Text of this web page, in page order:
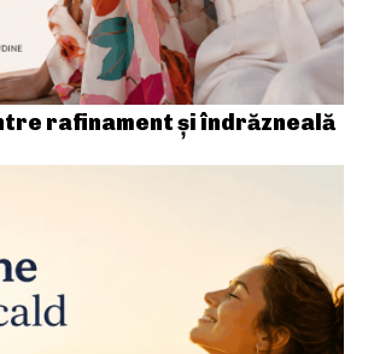
rafinament și îndrăzneală